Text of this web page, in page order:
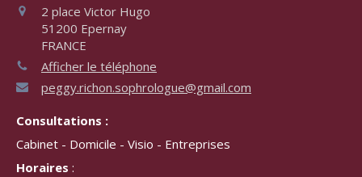
2 place Victor Hugo
51200 Epernay
FRANCE
Afficher le téléphone
peggy.richon.sophrologue@gmail.com
Consultations :
Cabinet - Domicile - Visio - Entreprises
Horaires :